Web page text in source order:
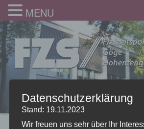
MENU
Datenschutzerklärung
Stand: 19.11.2023
Wir freuen uns sehr über Ihr